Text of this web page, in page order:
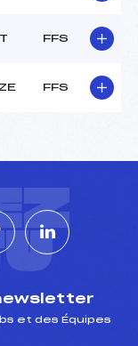
FFS
FFS
et des Équipes